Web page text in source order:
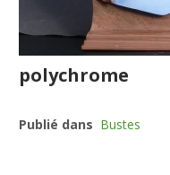
polychrome
Publié dans Bustes